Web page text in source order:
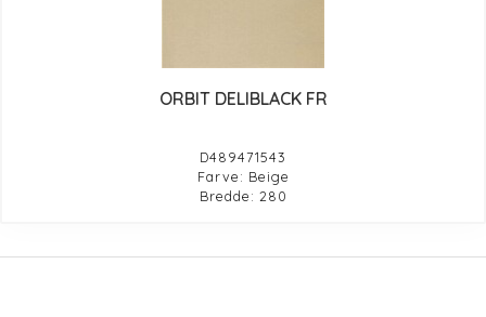
ORBIT DELIBLACK FR
D489471543
Farve: Beige
Bredde: 280